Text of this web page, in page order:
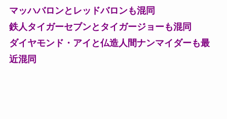
マッハバロンとレッドバロンも混同
鉄人タイガーセブンとタイガージョーも混同
ダイヤモンド・アイと仏造人間ナンマイダーも最
近混同